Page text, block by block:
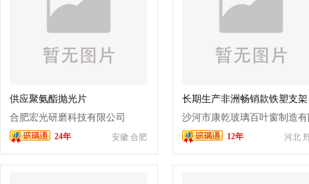
供应聚氨酯抛光片
合肥宏光研磨科技有限公司
安徽 合肥
24年
长期生产非洲畅销款铁塑支架
沙河市康乾玻璃百叶窗制造
公司 河北
12年